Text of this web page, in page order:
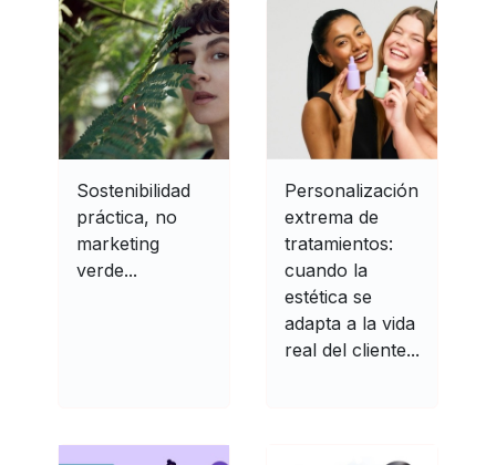
Sostenibilidad
práctica, no
marketing
verde...
Personalización
extrema de
tratamientos:
cuando la
estética se
adapta a la vida
real del cliente...